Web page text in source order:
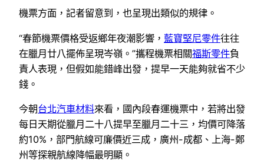
機票方面，記者留意到，也呈現出類似的規律。
“春節機票價格受返鄉年夜潮影響， 藍寶堅尼零件往往
在臘月廿八擺佈呈現岑嶺。”攜程機票相關福斯零件負
責人表現，但假如能錯峰出發，提早一天能夠就省不少
錢。
今朝台北汽車材料來看，國內段春運機票中，若將出發
每日天期從臘月二十八提早至臘月二十三，均價可降落
約10%，部門航線可廉價近三成，廣州-成都、上海-鄭
州等探親航線降幅最明顯。